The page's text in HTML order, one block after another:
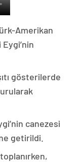
Amerikan
gösterilerde
canezesi
getirildi.